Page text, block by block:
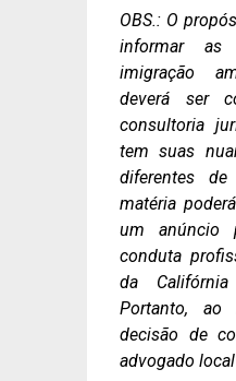
OBS.: O
informar as
imigração
deverá ser
consultoria
tem suas
diferentes
matéria
um anúncio
conduta
da
Portanto,
decisão de
advogado